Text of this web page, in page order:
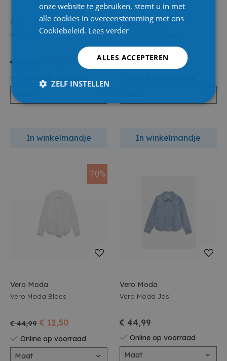
Vila
Vila Jas
€ 69,99
In winkelmandje
Name It Mini
Name It Mini Hemd
€ 26,99 € 7,50
In winkelmandje
70%
Vero Moda
Vero Moda Bloes
€ 44,99 € 12,50
Online op voorraad
Maat
Vero Moda
Vero Moda Jas
€ 44,99
Online op voorraad
Maat
onze website te gebruiken, stemt u in met
alle cookies in overeenstemming met ons
Cookiebeleid. Lees verder
ALLES ACCEPTEREN
ZELF INSTELLEN